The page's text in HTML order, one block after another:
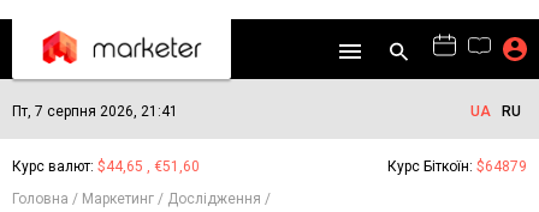
Пт, 7 серпня 2026, 21:41 UA RU
Курс валют: $44,65 , €51,60 Курс Біткоїн: $64879
Головна
Маркетинг
Дослідження